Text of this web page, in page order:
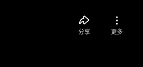
分享 更多